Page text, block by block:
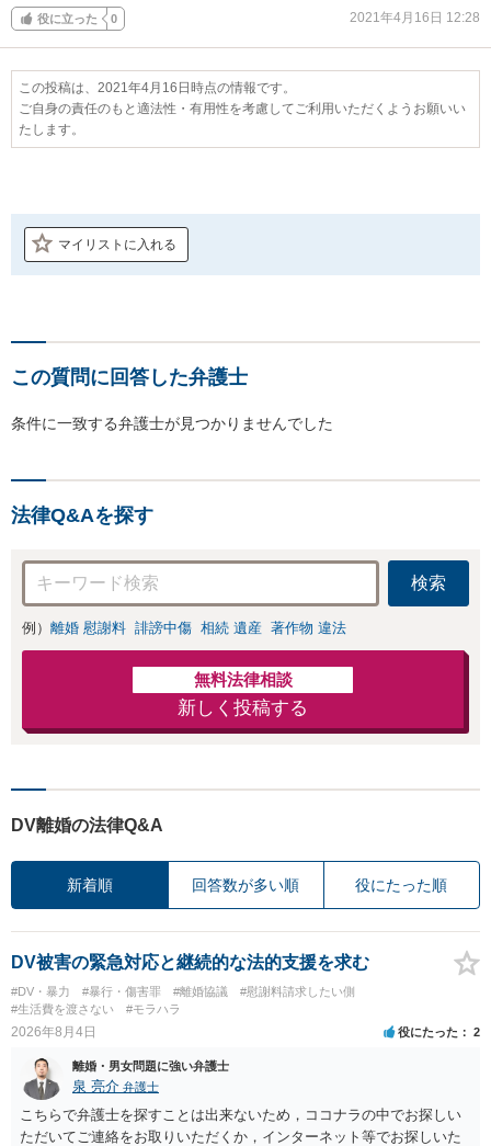
役に立った 0 2021年4月16日 12:28
この投稿は、2021年4月16日時点の情報です。
ご自身の責任のもと適法性・有用性を考慮してご利用いただくようお願いい
たします。
マイリストに入れる
この質問に回答した弁護士
条件に一致する弁護士が見つかりませんでした
法律Q&Aを探す
検索
例） 離婚 慰謝料 誹謗中傷 相続 遺産 著作物 違法
無料法律相談
新しく投稿する
DV離婚の法律Q&A
新着順 回答数が多い順 役にたった順
DV被害の緊急対応と継続的な法的支援を求む
#DV・暴力 #暴行・傷害罪 #離婚協議
#慰謝料請求したい側
#生活費を渡さない
#モラハラ
2026年8月4日 役にたった 2
離婚・男女問題に強い弁護士
泉 亮介 弁護士
こちらで弁護士を探すことは出来ないため，ココナラの中でお探しい
ただいてご連絡をお取りいただくか，インターネット等でお探しいた